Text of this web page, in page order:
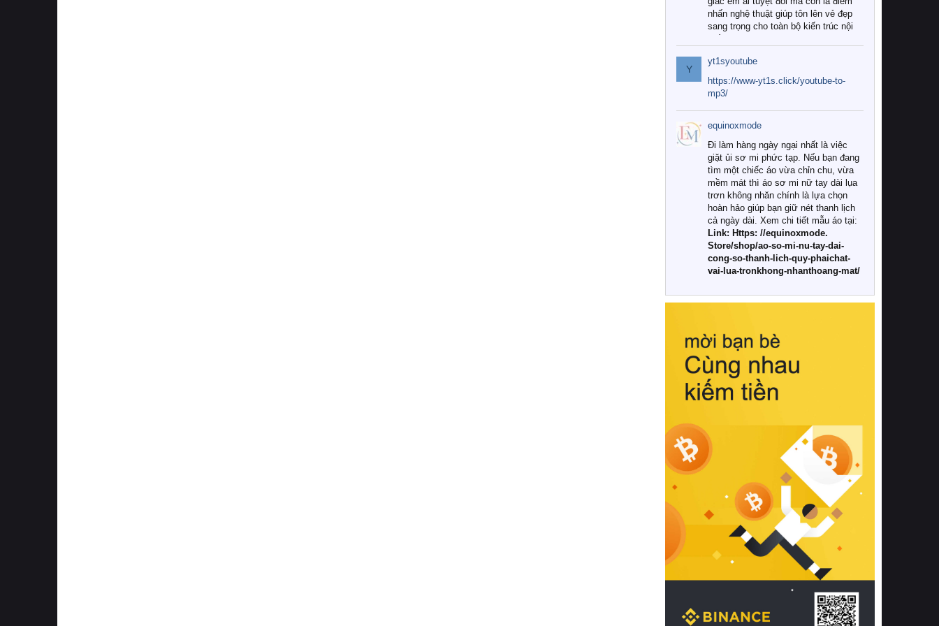
nhấn nghệ thuật giúp tôn lên vẻ đẹp
sang trọng cho toàn bộ kiến trúc nội
Tuy nhiên, giữa thị trường đa dạng
với vô vàn thương hiệu và mẫu mã
như hiện nay, làm thế nào để chọn
được những bộ chăn ga gối đệm cao
cấp thực sự chất lượng, phù hợp với
khí hậu và nhu cầu sử dụng của gia
đình? Hãy cùng chúng tôi đi tìm lời
giải đáp chi tiết qua bài viết dưới đây.
1. Tại sao các gia đình hiện đại lại ưa
chuộng chăn ga gối đệm cao cấp?
Khác với các dòng sản phẩm thông
thường, những bộ chăn ga gối đệm
cao cấp trải qua quy trình sản xuất
nghiêm ngặt từ khâu chọn lọc nguyên
liệu tự nhiên đến công nghệ dệt
nhuộm hiện đại không chứa hóa chất
này, bạn sẽ cảm nhận rõ rệt sự khác
hồi chuẩn xác của phần đệm nâng đỡ
cột sống.
Bên cạnh đó, việc lựa chọn các dòng
sản phẩm đạt chuẩn chất lượng quốc
tế còn giúp ngăn ngừa tình trạng kích
khuẩn và nấm mốc trong điều kiện
thời tiết nóng ẩm. Bạn có thể tìm hiểu
thêm các nghiên cứu khoa học về tác
động của giấc ngủ và môi trường
phòng ngủ đối với sức khỏe con
người tại Sleep Foundation (External
Link) để có cái nhìn toàn diện hơn.
2. Các tiêu chí vàng khi lựa chọn
chăn ga gối đệm cao cấp cho phòng
ngủ
Để sở hữu một bộ chăn ga gối đệm
cao cấp hoàn hảo cả về thẩm mỹ lẫn
công năng, người tiêu dùng cần cân
nhắc kỹ lưỡng các tiêu chí quan trọng
Y
yt1syoutube
https://www-yt1s.click/youtube-to-
mp3/
equinoxmode
Đi làm hàng ngày ngại nhất là việc
giặt ủi sơ mi phức tạp. Nếu bạn đang
tìm một chiếc áo vừa chỉn chu, vừa
mềm mát thì áo sơ mi nữ tay dài lụa
trơn không nhăn chính là lựa chọn
hoàn hảo giúp bạn giữ nét thanh lịch
cả ngày dài. Xem chi tiết mẫu áo tại:
Link: Https: //equinoxmode.
Store/shop/ao-so-mi-nu-tay-dai-
cong-so-thanh-lich-quy-phaichat-
vai-lua-tronkhong-nhanthoang-mat/